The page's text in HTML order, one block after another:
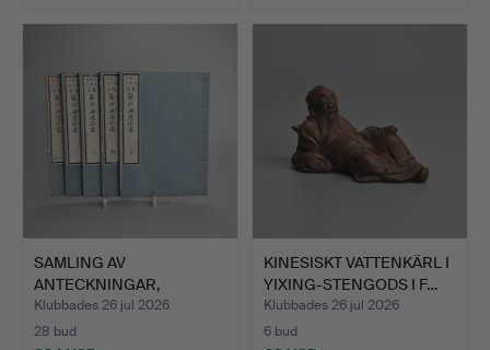
SAMLING AV
ANTECKNINGAR,
KOMPILATIONER OCH…
Klubbades 26 jul 2026
28 bud
KINESISKT VATTENKÄRL I
YIXING-STENGODS I F…
Klubbades 26 jul 2026
6 bud